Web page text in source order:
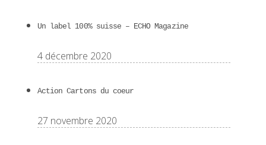
Un label 100% suisse – ECHO Magazine
4 décembre 2020
Action Cartons du coeur
27 novembre 2020